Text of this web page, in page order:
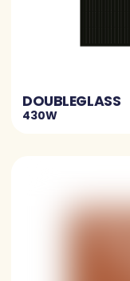
DOUBLEGLASS
430W